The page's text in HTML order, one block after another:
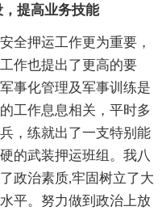
提高业务技能
全押运工作更为重要，
作也提出了更高的要
事化管理及军事训练是
工作息息相关，平时多
，练就出了一支特别能
的武装押运班组。我八
政治素质,牢固树立了大
平。努力做到政治上放